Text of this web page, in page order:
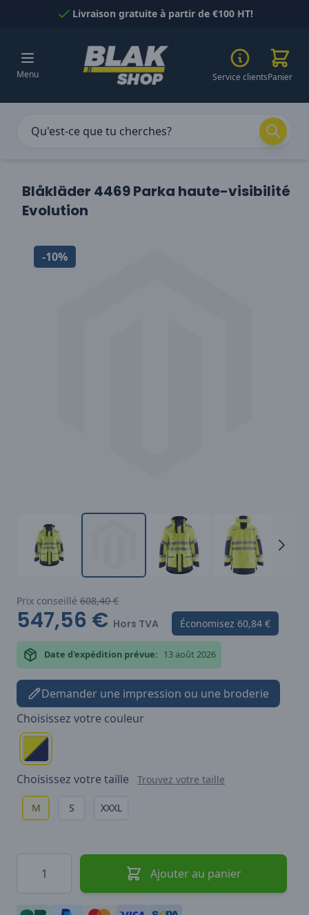
Passer au contenuLivraison gratuite à partir de €100 HT!
Menu Service clientsPanier
Blåkläder 4469 Parka haute-visibilité
Evolution
-10%
Prix conseillé 608,40 €
547,56 € Hors TVA Économisez 60,84 €
Date d'expédition prévue: 13 août 2026
Demander une impression ou une broderie
Choisissez votre couleur
Choisissez votre taille Trouvez votre taille
M S XXXL
Ajouter au panier